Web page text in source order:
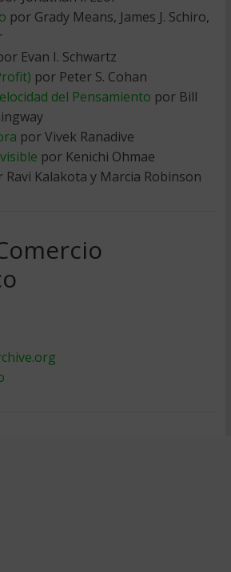
por Grady Means, James J. Schiro,
Evan I. Schwartz
por Peter S. Cohan
del Pensamiento por Bill
por Vivek Ranadive
por Kenichi Ohmae
Ravi Kalakota y Marcia Robinson